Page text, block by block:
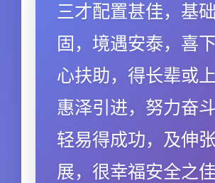
三才配置甚佳，基
固，境遇安泰，喜
心扶助，得长辈或
惠泽引进，努力奋
轻易得成功，及伸
展，很幸福安全之佳